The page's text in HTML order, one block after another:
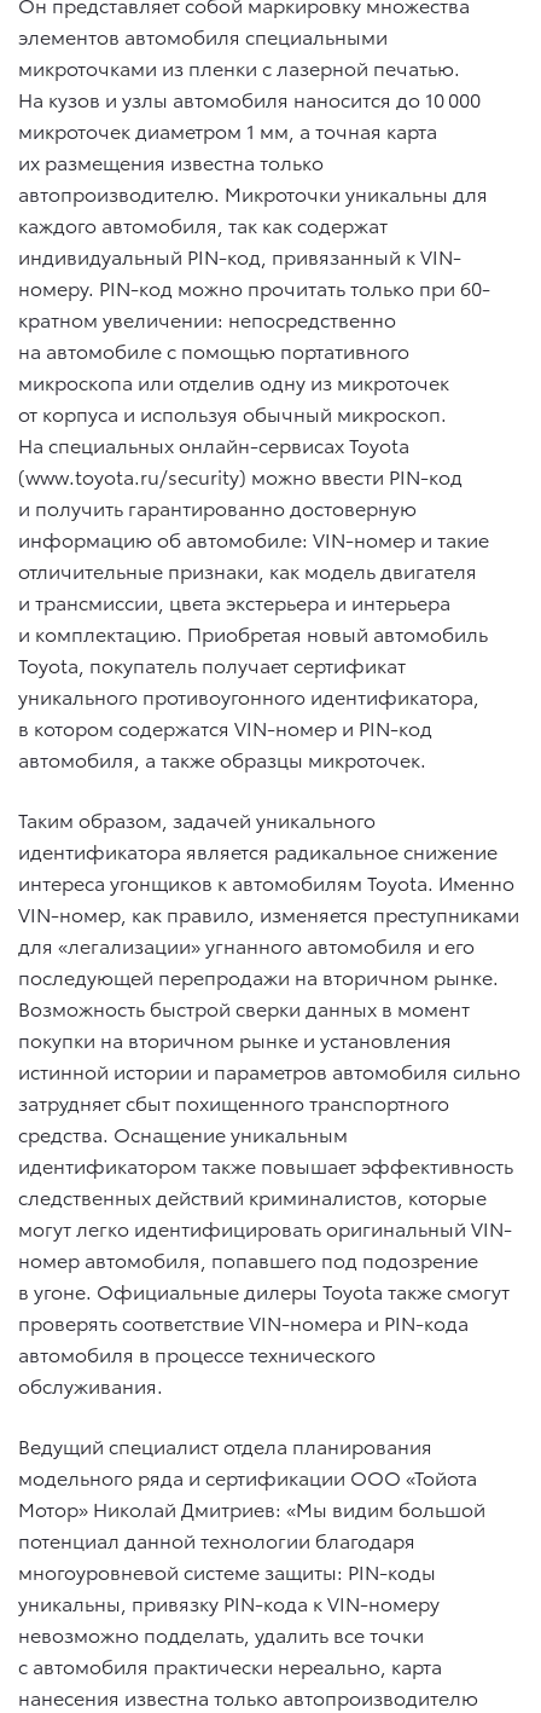
элементов автомобиля специальными
микроточками из пленки с лазерной печатью.
На кузов и узлы автомобиля наносится до 10 000
микроточек диаметром 1 мм, а точная карта
их размещения известна только
автопроизводителю. Микроточки уникальны для
каждого автомобиля, так как содержат
индивидуальный PIN-код, привязанный к VIN-
номеру. PIN-код можно прочитать только при 60-
кратном увеличении: непосредственно
на автомобиле с помощью портативного
микроскопа или отделив одну из микроточек
от корпуса и используя обычный микроскоп.
На специальных онлайн-сервисах Toyota
(www.toyota.ru/security) можно ввести PIN-код
и получить гарантированно достоверную
информацию об автомобиле: VIN-номер и такие
отличительные признаки, как модель двигателя
и трансмиссии, цвета экстерьера и интерьера
и комплектацию. Приобретая новый автомобиль
Toyota, покупатель получает сертификат
уникального противоугонного идентификатора,
в котором содержатся VIN-номер и PIN-код
автомобиля, а также образцы микроточек.
Таким образом, задачей уникального
идентификатора является радикальное снижение
интереса угонщиков к автомобилям Toyota. Именно
VIN-номер, как правило, изменяется преступниками
для «легализации» угнанного автомобиля и его
последующей перепродажи на вторичном рынке.
Возможность быстрой сверки данных в момент
покупки на вторичном рынке и установления
истинной истории и параметров автомобиля сильно
затрудняет сбыт похищенного транспортного
средства. Оснащение уникальным
идентификатором также повышает эффективность
следственных действий криминалистов, которые
могут легко идентифицировать оригинальный VIN-
номер автомобиля, попавшего под подозрение
в угоне. Официальные дилеры Toyota также смогут
проверять соответствие VIN-номера и PIN-кода
автомобиля в процессе технического
обслуживания.
Ведущий специалист отдела планирования
модельного ряда и сертификации ООО «Тойота
Мотор» Николай Дмитриев: «Мы видим большой
потенциал данной технологии благодаря
многоуровневой системе защиты: PIN-коды
уникальны, привязку PIN-кода к VIN-номеру
невозможно подделать, удалить все точки
с автомобиля практически нереально, карта
нанесения известна только автопроизводителю